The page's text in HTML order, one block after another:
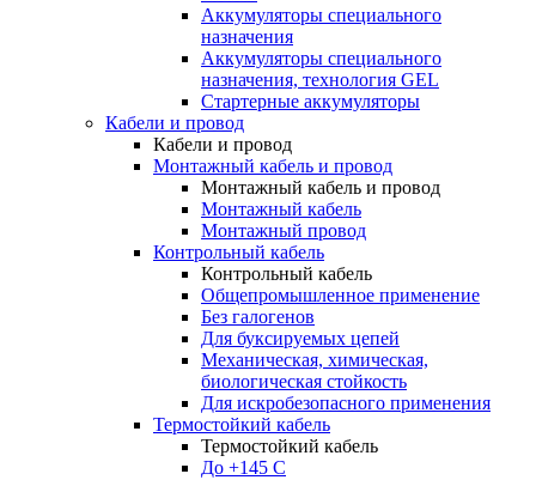
Аккумуляторы специального
назначения
Аккумуляторы специального
назначения, технология GEL
Стартерные аккумуляторы
Кабели и провод
Кабели и провод
Монтажный кабель и провод
Монтажный кабель и провод
Монтажный кабель
Монтажный провод
Контрольный кабель
Контрольный кабель
Общепромышленное применение
Без галогенов
Для буксируемых цепей
Механическая, химическая,
биологическая стойкость
Для искробезопасного применения
Термостойкий кабель
Термостойкий кабель
До +145 С